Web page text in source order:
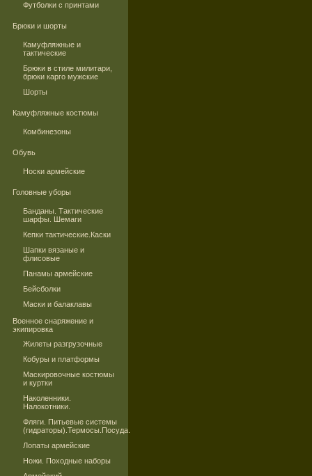
Футболки с принтами
Брюки и шорты
Камуфляжные и
тактические
Брюки в стиле милитари,
брюки карго мужские
Шорты
Камуфляжные костюмы
Комбинезоны
Обувь
Носки армейские
Головные уборы
Банданы. Тактические
шарфы. Шемаги
Кепки тактические.Каски
Шапки вязаные и
флисовые
Панамы армейские
Бейсболки
Маски и балаклавы
Военное снаряжение и
экипировка
Жилеты разгрузочные
Кобуры и платформы
Маскировочные костюмы
и куртки
Наколенники.
Налокотники.
Фляги. Питьевые системы
(гидраторы).Термосы.Посуда.
Лопаты армейские
Ножи. Походные наборы